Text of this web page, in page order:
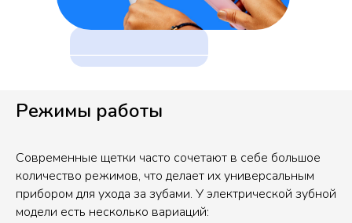
Режимы работы
Современные щетки часто сочетают в себе большое
количество режимов, что делает их универсальным
прибором для ухода за зубами. У электрической зубной
модели есть несколько вариаций: